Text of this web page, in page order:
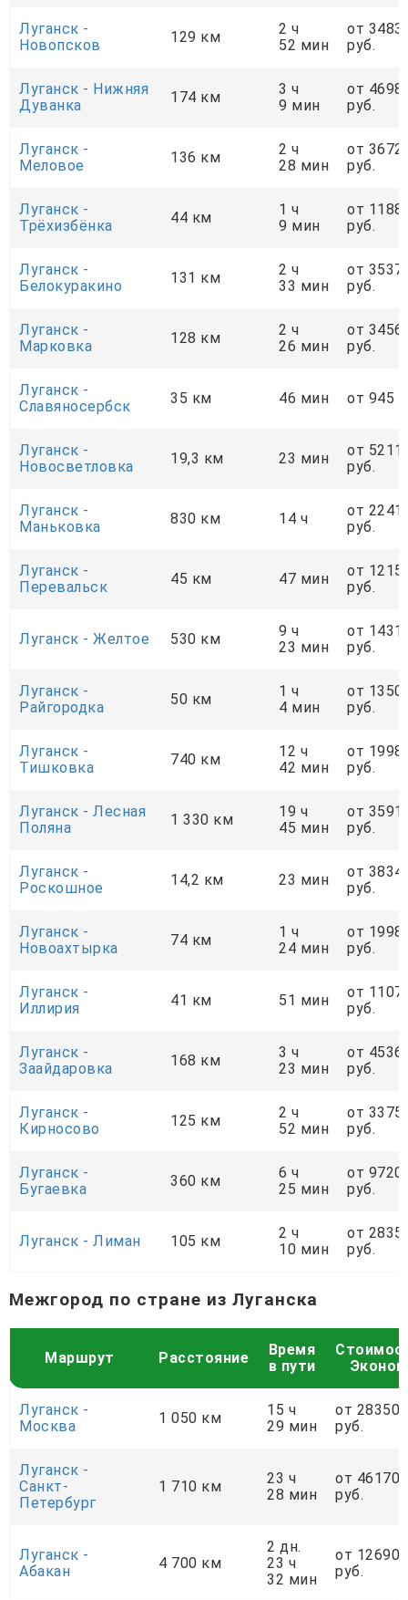
Луганск -
Новопсков
129 км
2 ч
52 мин
от 3483
руб.
Луганск - Нижняя
Дуванка
174 км
3 ч
9 мин
от 4698
руб.
Луганск -
Меловое
136 км
2 ч
28 мин
от 3672
руб.
Луганск -
Трёхизбёнка
44 км
1 ч
9 мин
от 1188
руб.
Луганск -
Белокуракино
131 км
2 ч
33 мин
от 3537
руб.
Луганск -
Марковка
128 км
2 ч
26 мин
от 3456
руб.
Луганск -
Славяносербск
35 км 46 мин от 945
Луганск -
Новосветловка
19,3 км 23 мин
от 5211
руб.
Луганск -
Маньковка
830 км 14 ч
от
руб.
Луганск -
Перевальск
45 км 47 мин
от 1215
руб.
Луганск - Желтое 530 км
9 ч
23 мин
от
руб.
Луганск -
Райгородка
50 км
1 ч
4 мин
от 1350
руб.
Луганск -
Тишковка
740 км
12 ч
42 мин
от
руб.
Луганск - Лесная
Поляна
1 330 км
19 ч
45 мин
от
руб.
Луганск -
Роскошное
14,2 км 23 мин
от 3834
руб.
Луганск -
Новоахтырка
74 км
1 ч
24 мин
от 1998
руб.
Луганск -
Иллирия
41 км 51 мин
от 1107
руб.
Луганск -
Заайдаровка
168 км
3 ч
23 мин
от 4536
руб.
Луганск -
Кирносово
125 км
2 ч
52 мин
от 3375
руб.
Луганск -
Бугаевка
360 км
6 ч
25 мин
от 9720
руб.
Луганск - Лиман 105 км
2 ч
10 мин
от 2835
руб.
Межгород по стране из Луганска
Маршрут Расстояние
Время
в пути
Эконом
Луганск -
Москва
1 050 км
15 ч
29 мин
от 28350
руб.
Луганск -
Санкт-
Петербург
1 710 км
23 ч
28 мин
от 46170
руб.
Луганск -
Абакан
4 700 км
2 дн.
23 ч
32 мин
от 126900
руб.